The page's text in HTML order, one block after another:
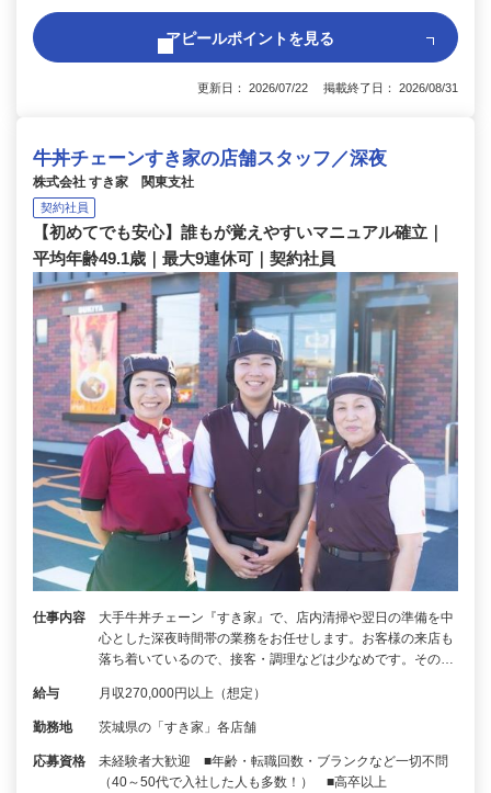
アピールポイントを見る
更新日： 2026/07/22 掲載終了日： 2026/08/31
牛丼チェーンすき家の店舗スタッフ／深夜
株式会社 すき家 関東支社
契約社員
【初めてでも安心】誰もが覚えやすいマニュアル確立｜
平均年齢49.1歳｜最大9連休可｜契約社員
仕事内容
大手牛丼チェーン『すき家』で、店内清掃や翌日の準備を中
心とした深夜時間帯の業務をお任せします。お客様の来店も
落ち着いているので、接客・調理などは少なめです。その…
給与 月収270,000円以上（想定）
勤務地 茨城県の「すき家」各店舗
応募資格
未経験者大歓迎 ■年齢・転職回数・ブランクなど一切不問
（40～50代で入社した人も多数！） ■高卒以上